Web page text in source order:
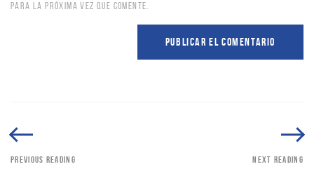
PARA LA PRÓXIMA VEZ QUE COMENTE.
PREVIOUS READING NEXT READING